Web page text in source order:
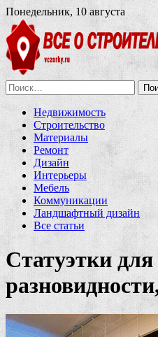
Понедельник, 10 августа
Найти:
Недвижимость
Строительство
Материалы
Ремонт
Дизайн
Интерьеры
Мебель
Коммуникации
Ландшафтный дизайн
Все статьи
Статуэтки